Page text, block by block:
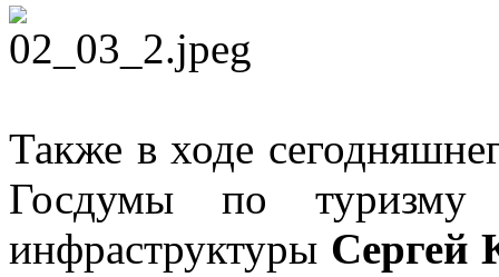
Также в ходе
Госдумы по туризму
инфраструктуры Сергей